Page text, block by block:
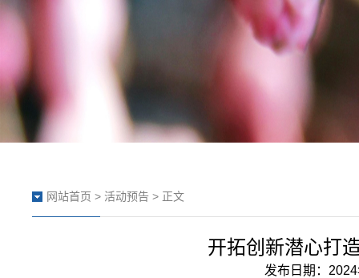
网站首页 > 活动预告 > 正文
开拓创新潜心打
发布日期：